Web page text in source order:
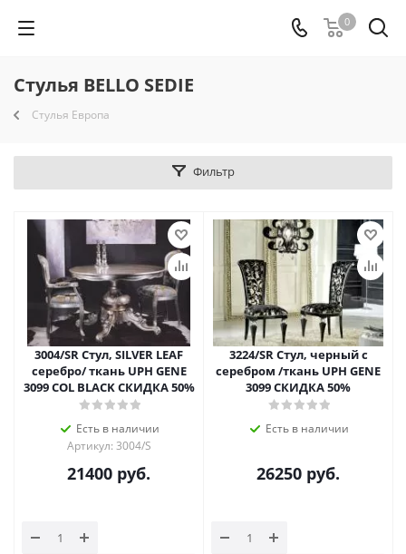
0
Стулья BELLO SEDIE
Стулья Европа
Фильтр
3004/SR Стул, SILVER LEAF
серебро/ ткань UPH GENE
3099 COL BLACK СКИДКА 50%
Есть в наличии
Артикул: 3004/S
21400 руб.
3224/SR Стул, черный с
серебром /ткань UPH GENE
3099 СКИДКА 50%
Есть в наличии
26250 руб.